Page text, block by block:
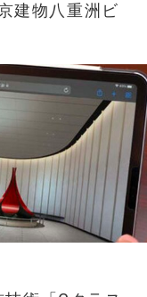
建物八重洲ビ